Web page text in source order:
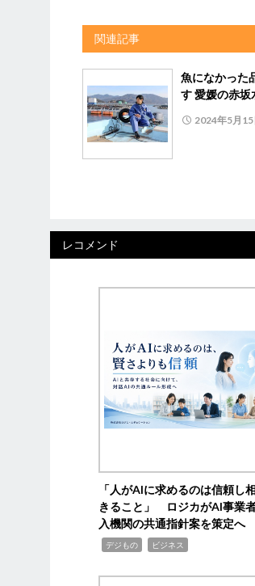
関連記事
魚になかった
す 愛媛の赤
2024年5月15
レコメンド
「人がAIに求めるのは信頼し
きること」 ロジカがAI事業
入機関の共通指針案を策定へ
デジもの ビジネス